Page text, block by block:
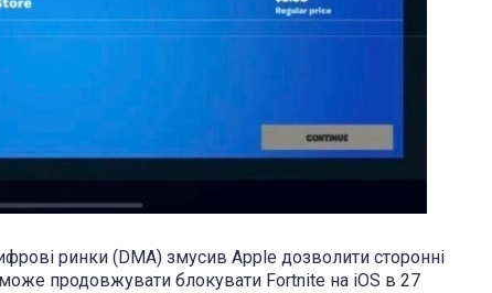
ринки (DMA) змусив Apple дозволити сторонні
продовжувати блокувати Fortnite на iOS в 27